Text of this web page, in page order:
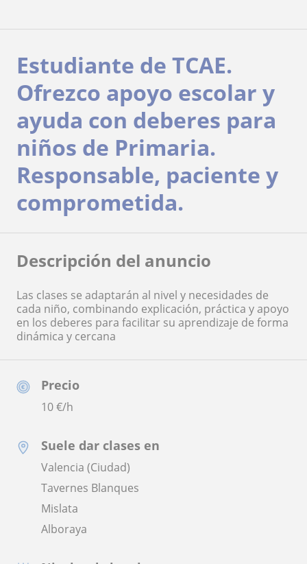
Precio
10€/h
Suele dar clases en
Valencia (Ciudad)
Tavernes Blanques
Mislata
Alboraya
Estudiante de TCAE.
Ofrezco apoyo escolar y
ayuda con deberes para
niños de Primaria.
Responsable, paciente y
comprometida.
Descripción del anuncio
Las clases se adaptarán al nivel y necesidades de
cada niño, combinando explicación, práctica y apoyo
en los deberes para facilitar su aprendizaje de forma
dinámica y cercana